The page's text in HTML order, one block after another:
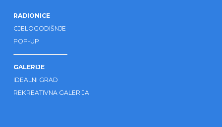
RADIONICE
CJELOGODIŠNJE
POP-UP
GALERIJE
IDEALNI GRAD
REKREATIVNA GALERIJA